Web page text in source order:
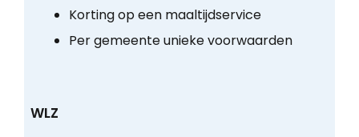
Korting op een maaltijdservice
Per gemeente unieke voorwaarden
WLZ